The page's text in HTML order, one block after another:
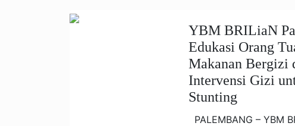
YBM BRILiaN
Edukasi Orang
Makanan Bergizi
Intervensi Gizi
Stunting
PALEMBANG – YBM